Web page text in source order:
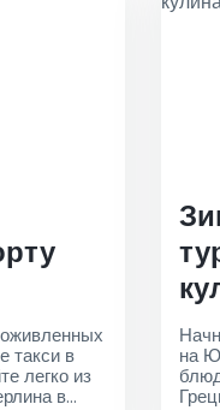
такси в
легко из
в
на